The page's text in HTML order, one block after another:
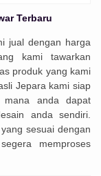
Terbaru
jual dengan harga
kami tawarkan
produk yang kami
Jepara kami siap
mana anda dapat
anda sendiri.
sesuai dengan
memproses